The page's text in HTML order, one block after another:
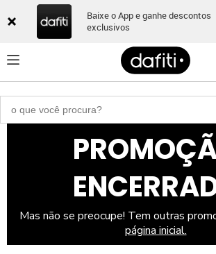
Baixe o App e ganhe descontos
exclusivos
Mas não se preocupe! Tem outras
página inicial.